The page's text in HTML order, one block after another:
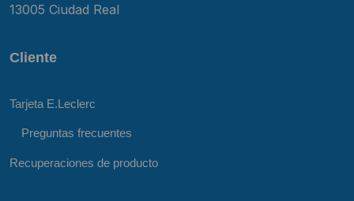
13005 Ciudad Real
Cliente
Tarjeta E.Leclerc
Preguntas frecuentes
Recuperaciones de producto